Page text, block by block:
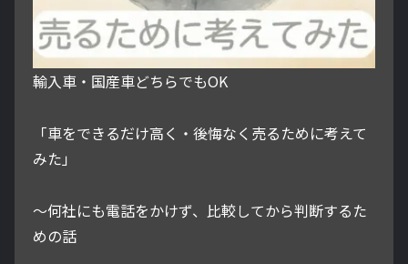
輸入車・国産車どちらでもOK
「車をできるだけ高く・後悔なく売るために考えて
みた」
～何社にも電話をかけず、比較してから判断するた
めの話